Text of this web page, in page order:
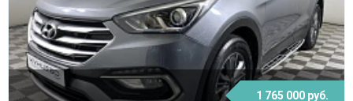
1 765 000 руб.